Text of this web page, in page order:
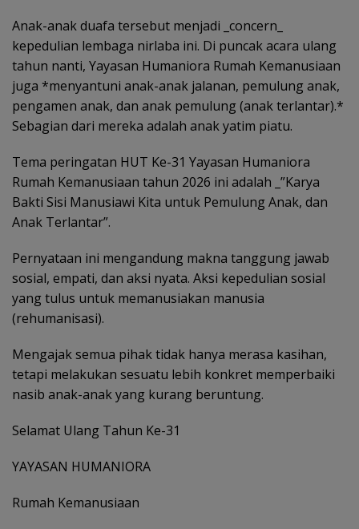
Anak-anak duafa tersebut menjadi _concern_
kepedulian lembaga nirlaba ini. Di puncak acara ulang
tahun nanti, Yayasan Humaniora Rumah Kemanusiaan
juga *menyantuni anak-anak jalanan, pemulung anak,
pengamen anak, dan anak pemulung (anak terlantar).*
Sebagian dari mereka adalah anak yatim piatu.
Tema peringatan HUT Ke-31 Yayasan Humaniora
Rumah Kemanusiaan tahun 2026 ini adalah _”Karya
Bakti Sisi Manusiawi Kita untuk Pemulung Anak, dan
Anak Terlantar”.
Pernyataan ini mengandung makna tanggung jawab
sosial, empati, dan aksi nyata. Aksi kepedulian sosial
yang tulus untuk memanusiakan manusia
(rehumanisasi).
Mengajak semua pihak tidak hanya merasa kasihan,
tetapi melakukan sesuatu lebih konkret memperbaiki
nasib anak-anak yang kurang beruntung.
Selamat Ulang Tahun Ke-31
YAYASAN HUMANIORA
Rumah Kemanusiaan